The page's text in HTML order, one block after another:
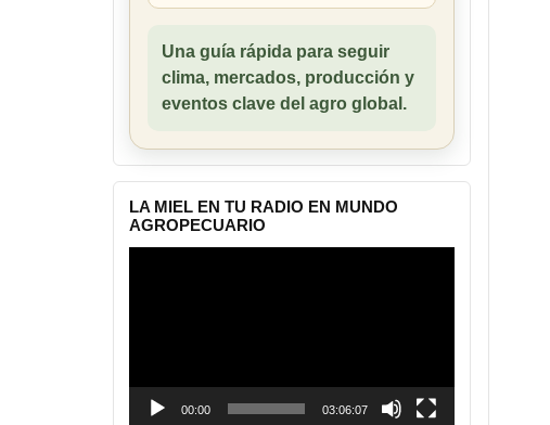
Una guía rápida para seguir
clima, mercados, producción y
eventos clave del agro global.
LA MIEL EN TU RADIO EN MUNDO
AGROPECUARIO
00:00 03:06:07